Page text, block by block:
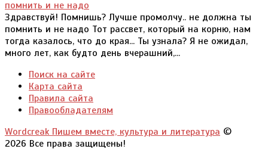
помнить и не надо
Здравствуй! Помнишь? Лучше промолчу.. не должна ты
помнить и не надо Тот рассвет, который на корню, нам
тогда казалось, что до края... Ты узнала? Я не ожидал,
много лет, как будто день вчерашний,...
Поиск на сайте
Карта сайта
Правила сайта
Правообладателям
Wordcreak Пишем вместе, культура и литература ©
2026 Все права защищены!